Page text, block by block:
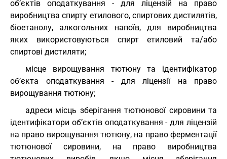
об’єктів оподаткування - для ліцензій на право
виробництва спирту етилового, спиртових дистилятів,
біоетанолу, алкогольних напоїв, для виробництва
яких використовуються спирт етиловий та/або
спиртові дистиляти;
місце вирощування тютюну та ідентифікатор
об’єкта оподаткування - для ліцензії на право
вирощування тютюну;
адреси місць зберігання тютюнової сировини та
ідентифікатори об’єктів оподаткування - для ліцензій
на право вирощування тютюну, на право ферментації
тютюнової сировини, на право виробництва